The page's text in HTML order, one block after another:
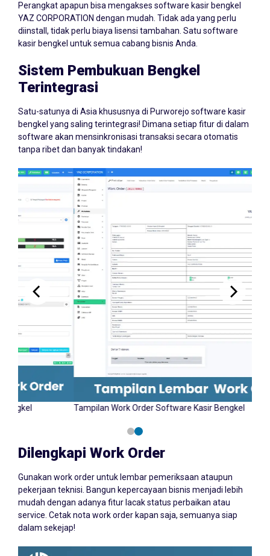
Perangkat apapun bisa mengakses software kasir bengkel
YAZ CORPORATION dengan mudah. Tidak ada yang perlu
diinstall, tidak perlu biaya lisensi tambahan. Satu software
kasir bengkel untuk semua cabang bisnis Anda.
Sistem Pembukuan Bengkel
Terintegrasi
Satu-satunya di Asia khususnya di Purworejo software kasir
bengkel yang saling terintegrasi! Dimana setiap fitur di dalam
software akan mensinkronisasi transaksi secara otomatis
tanpa ribet dan banyak tindakan!
Tampilan Input Work Order Software Kasir Bengkel
Dilengkapi Work Order
Gunakan work order untuk lembar pemeriksaan ataupun
pekerjaan teknisi. Bangun kepercayaan bisnis menjadi lebih
mudah dengan adanya fitur lacak status perbaikan atau
service. Cetak nota work order kapan saja, semuanya siap